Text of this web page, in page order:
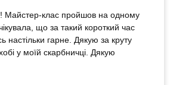
Майстер-клас пройшов на одному
що за такий короткий час
настільки гарне. Дякую за круту
у моїй скарбничці. Дякую